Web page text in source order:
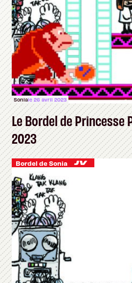
Soniale 26 avril 2023
Le Bordel de Princesse
2023
Bordel de Sonia